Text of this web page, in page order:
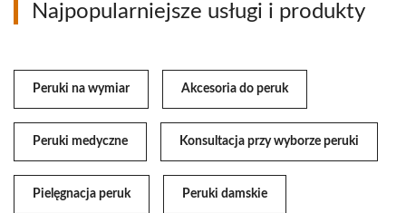
Najpopularniejsze usługi i produkty
Peruki na wymiar Akcesoria do peruk
Peruki medyczne Konsultacja przy wyborze peruki
Pielęgnacja peruk Peruki damskie